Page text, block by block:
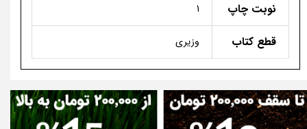
نوبت چاپ 1
قطع کتاب وزیری